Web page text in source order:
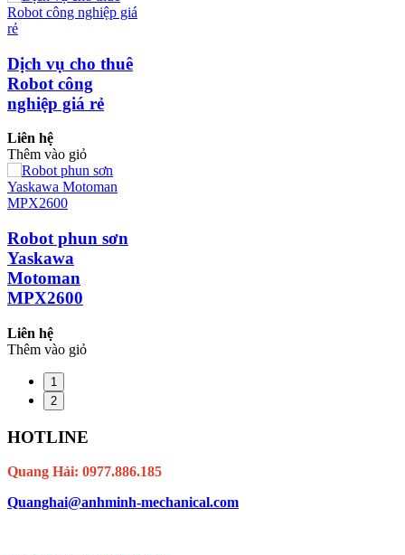
Dịch vụ cho thuê
Robot công
nghiệp giá rẻ
Liên hệ
Thêm vào giỏ
Robot phun sơn
Yaskawa
Motoman
MPX2600
Liên hệ
Thêm vào giỏ
1
2
HOTLINE
Quang Hải: 0977.886.185
Quanghai@anhminh-mechanical.com